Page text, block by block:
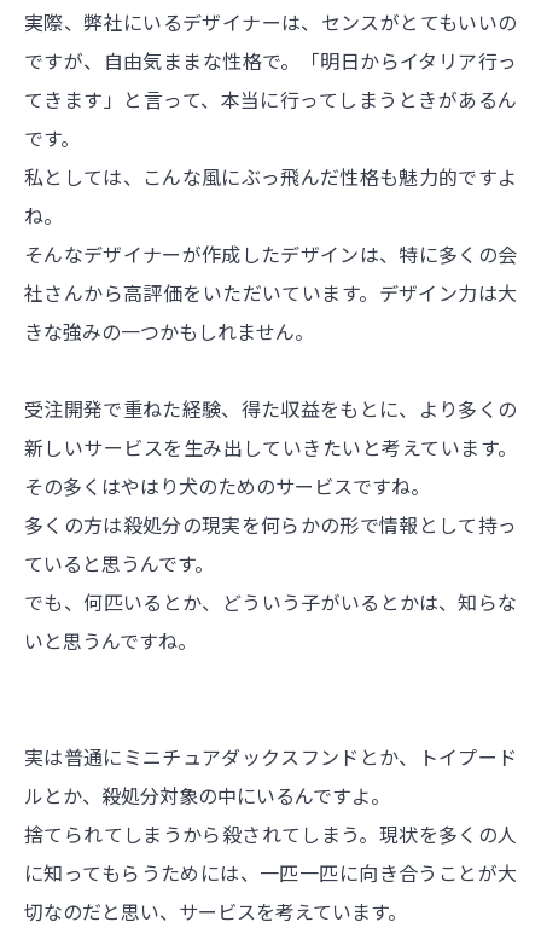
実際、弊社にいるデザイナーは、センスがとてもいいの
ですが、自由気ままな性格で。「明日からイタリア行っ
てきます」と言って、本当に行ってしまうときがあるん
です。
私としては、こんな風にぶっ飛んだ性格も魅力的ですよ
ね。
そんなデザイナーが作成したデザインは、特に多くの会
社さんから高評価をいただいています。デザイン力は大
きな強みの一つかもしれません。
受注開発で重ねた経験、得た収益をもとに、より多くの
新しいサービスを生み出していきたいと考えています。
その多くはやはり犬のためのサービスですね。
多くの方は殺処分の現実を何らかの形で情報として持っ
ていると思うんです。
でも、何匹いるとか、どういう子がいるとかは、知らな
いと思うんですね。
実は普通にミニチュアダックスフンドとか、トイプード
ルとか、殺処分対象の中にいるんですよ。
捨てられてしまうから殺されてしまう。現状を多くの人
に知ってもらうためには、一匹一匹に向き合うことが大
切なのだと思い、サービスを考えています。